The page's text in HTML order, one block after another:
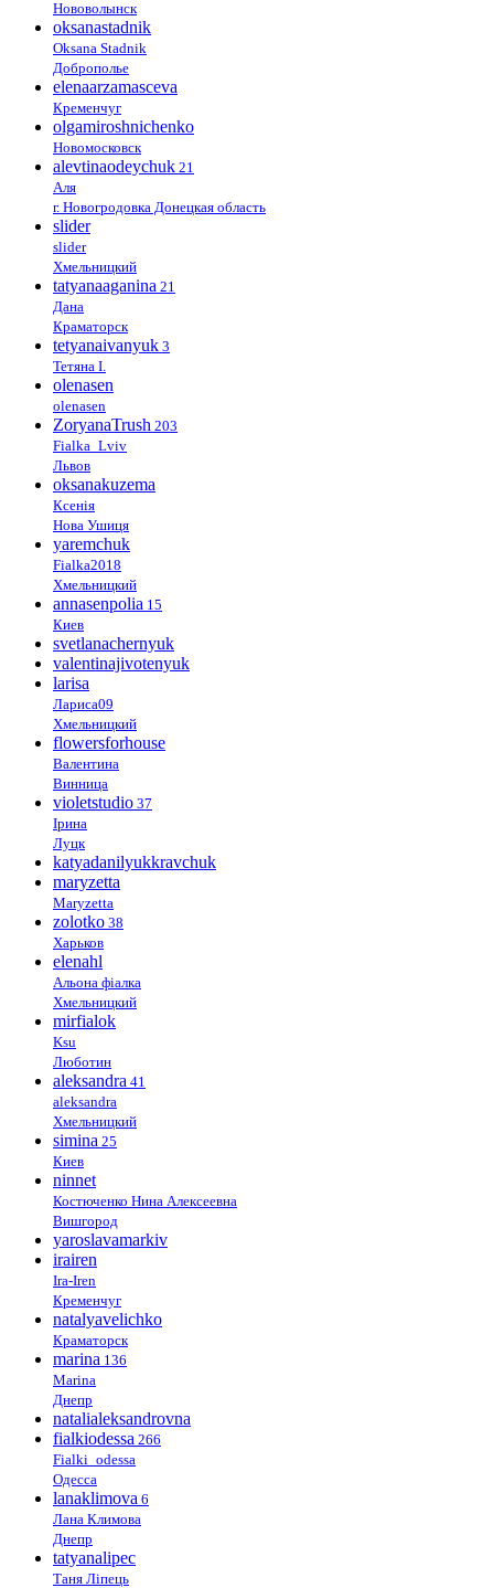
Нововолынск
oksanastadnik
Oksana Stadnik
Доброполье
elenaarzamasceva
Кременчуг
olgamiroshnichenko
Новомосковск
alevtinaodeychuk 21
Аля
г. Новогродовка Донецкая область
slider
slider
Хмельницкий
tatyanaaganina 21
Дана
Краматорск
tetyanaivanyuk 3
Тетяна І.
olenasen
olenasen
ZoryanaTrush 203
Fialka_Lviv
Львов
oksanakuzema
Ксенія
Нова Ушиця
yaremchuk
Fialka2018
Хмельницкий
annasenpolia 15
Киев
svetlanachernyuk
valentinajivotenyuk
larisa
Лариса09
Хмельницкий
flowersforhouse
Валентина
Винница
violetstudio 37
Ірина
Луцк
katyadanilyukkravchuk
maryzetta
Maryzetta
zolotko 38
Харьков
elenahl
Альона фіалка
Хмельницкий
mirfialok
Ksu
Люботин
aleksandra 41
aleksandra
Хмельницкий
simina 25
Киев
ninnet
Костюченко Нина Алексеевна
Вишгород
yaroslavamarkiv
irairen
Ira-Iren
Кременчуг
natalyavelichko
Краматорск
marina 136
Marina
Днепр
natalialeksandrovna
fialkiodessa 266
Fialki_odessa
Одесса
lanaklimova 6
Лана Климова
Днепр
tatyanalipec
Таня Ліпець